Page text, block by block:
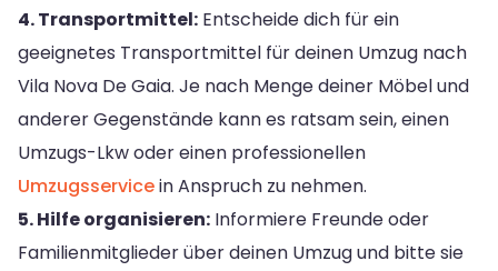
4. Transportmittel: Entscheide dich für ein
geeignetes Transportmittel für deinen Umzug nach
Vila Nova De Gaia. Je nach Menge deiner Möbel und
anderer Gegenstände kann es ratsam sein, einen
Umzugs-Lkw oder einen professionellen
Umzugsservicein Anspruch zu nehmen.
5. Hilfe organisieren: Informiere Freunde oder
Familienmitglieder über deinen Umzug und bitte sie